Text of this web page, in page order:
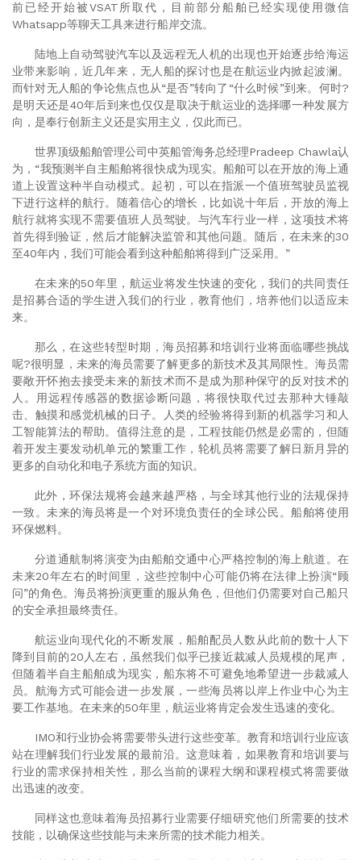
前已经开始被VSAT所取代，目前部分船舶已经实现使用微信
Whatsapp等聊天工具来进行船岸交流。
陆地上自动驾驶汽车以及远程无人机的出现也开始逐步给海运
业带来影响，近几年来，无人船的探讨也是在航运业内掀起波澜。
而针对无人船的争论焦点也从“是否”转向了“什么时候”到来。何时?
是明天还是40年后到来也仅仅是取决于航运业的选择哪一种发展方
向，是奉行创新主义还是实用主义，仅此而已。
世界顶级船舶管理公司中英船管海务总经理Pradeep Chawla认
为，“我预测半自主船舶将很快成为现实。船舶可以在开放的海上通
道上设置这种半自动模式。起初，可以在指派一个值班驾驶员监视
下进行这样的航行。随着信心的增长，比如说十年后，开放的海上
航行就将实现不需要值班人员驾驶。与汽车行业一样，这项技术将
首先得到验证，然后才能解决监管和其他问题。随后，在未来的30
至40年内，我们可能会看到这种船舶将得到广泛采用。”
在未来的50年里，航运业将发生快速的变化，我们的共同责任
是招募合适的学生进入我们的行业，教育他们，培养他们以适应未
来。
那么，在这些转型时期，海员招募和培训行业将面临哪些挑战
呢?很明显，未来的海员需要了解更多的新技术及其局限性。海员需
要敞开怀抱去接受未来的新技术而不是成为那种保守的反对技术的
人。用远程传感器的数据诊断问题，将很快取代过去那种大锤敲
击、触摸和感觉机械的日子。人类的经验将得到新的机器学习和人
工智能算法的帮助。值得注意的是，工程技能仍然是必需的，但随
着开发主要发动机单元的繁重工作，轮机员将需要了解日新月异的
更多的自动化和电子系统方面的知识。
此外，环保法规将会越来越严格，与全球其他行业的法规保持
一致。未来的海员将是一个对环境负责任的全球公民。船舶将使用
环保燃料。
分道通航制将演变为由船舶交通中心严格控制的海上航道。在
未来20年左右的时间里，这些控制中心可能仍将在法律上扮演“顾
问”的角色。海员将扮演更重的服从角色，但他们仍需要对自己船只
的安全承担最终责任。
航运业向现代化的不断发展，船舶配员人数从此前的数十人下
降到目前的20人左右，虽然我们似乎已接近裁减人员规模的尾声，
但随着半自主船舶成为现实，船东将不可避免地希望进一步裁减人
员。航海方式可能会进一步发展，一些海员将以岸上作业中心为主
要工作基地。在未来的50年里，航运业将肯定会发生迅速的变化。
IMO和行业协会将需要带头进行这些变革。教育和培训行业应该
站在理解我们行业发展的最前沿。这意味着，如果教育和培训要与
行业的需求保持相关性，那么当前的课程大纲和课程模式将需要做
出迅速的改变。
同样这也意味着海员招募行业需要仔细研究他们所需要的技术
技能，以确保这些技能与未来所需的技术能力相关。